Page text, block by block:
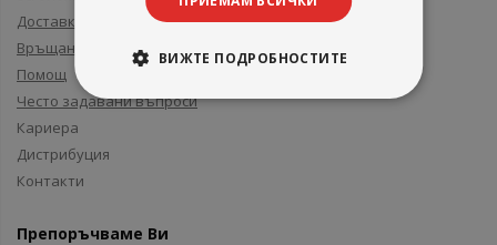
Доставка
Връщане
Помощ
Често задавани въпроси
Кариера
Дистрибуция
Контакти
Препоръчваме Ви
ВИЖТЕ ПОДРОБНОСТИТЕ